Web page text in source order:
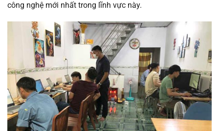
công nghệ mới nhất trong lĩnh vực này.